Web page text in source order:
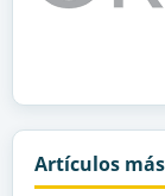
Artículos